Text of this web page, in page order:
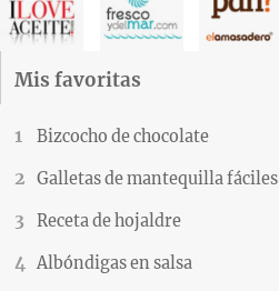
Mis favoritas
Bizcocho de chocolate
Galletas de mantequilla fáciles
Receta de hojaldre
Albóndigas en salsa